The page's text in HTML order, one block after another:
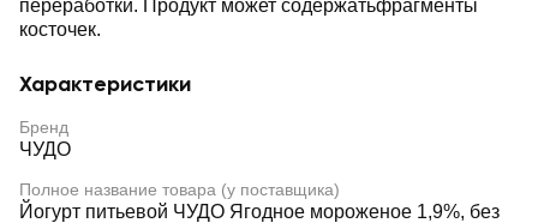
переработки. Продукт может содержатьфрагменты
косточек.
Характеристики
Бренд
ЧУДО
Полное название товара (у поставщика)
Йогурт питьевой ЧУДО Ягодное мороженое 1,9%, без